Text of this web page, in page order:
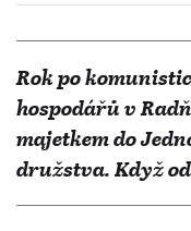
Rok po
hospodářů v
majetkem do
družstva. Když